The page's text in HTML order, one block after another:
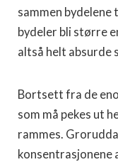
sammen bydelene
bydeler bli større
altså helt absurde
Bortsett fra de
som må pekes ut
rammes.
konsentrasjonene